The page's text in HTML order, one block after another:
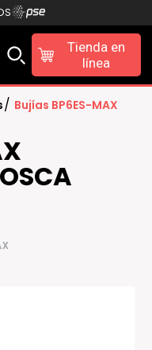
Tienda en
línea
/ Bujías BP6ES-MAX